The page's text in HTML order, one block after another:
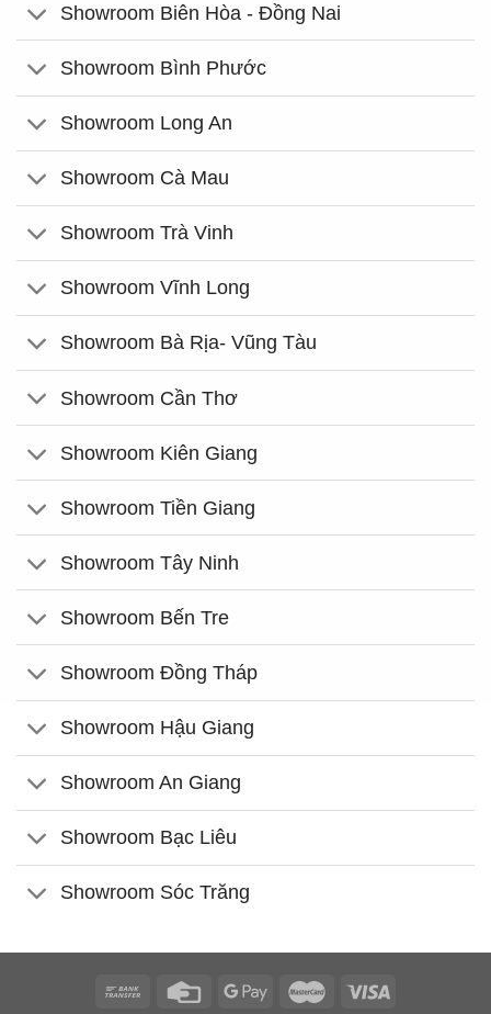
Showroom Biên Hòa - Đồng Nai
Showroom Bình Phước
Showroom Long An
Showroom Cà Mau
Showroom Trà Vinh
Showroom Vĩnh Long
Showroom Bà Rịa- Vũng Tàu
Showroom Cần Thơ
Showroom Kiên Giang
Showroom Tiền Giang
Showroom Tây Ninh
Showroom Bến Tre
Showroom Đồng Tháp
Showroom Hậu Giang
Showroom An Giang
Showroom Bạc Liêu
Showroom Sóc Trăng